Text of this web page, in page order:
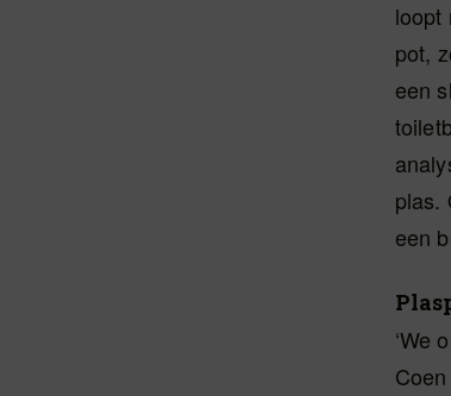
loopt
pot,
een
plas.
een
‘We